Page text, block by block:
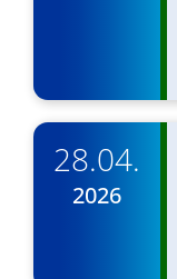
28.04.
2026